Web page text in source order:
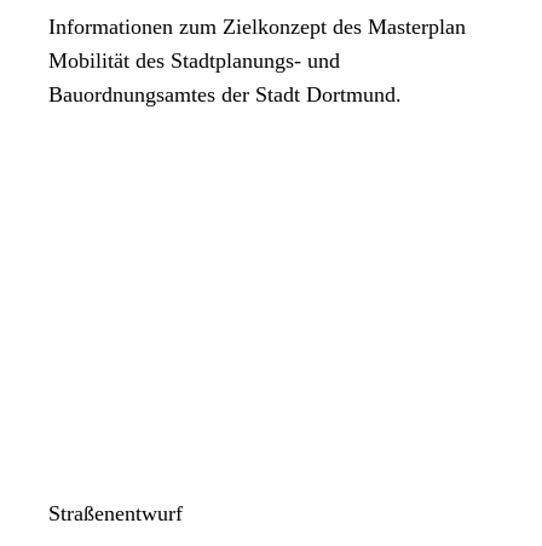
Informationen zum Zielkonzept des Masterplan
Mobilität des Stadtplanungs- und
Bauordnungsamtes der Stadt Dortmund.
Straßenentwurf